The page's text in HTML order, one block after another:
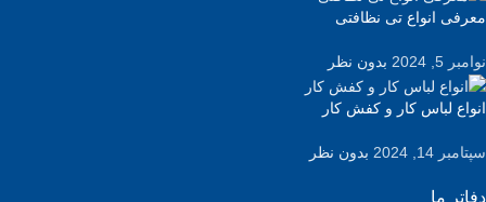
معرفی انواع تی نظافتی
نوامبر 5, 2024 بدون نظر
انواع لباس کار و کفش کار
سپتامبر 14, 2024 بدون نظر
دفاتر ما